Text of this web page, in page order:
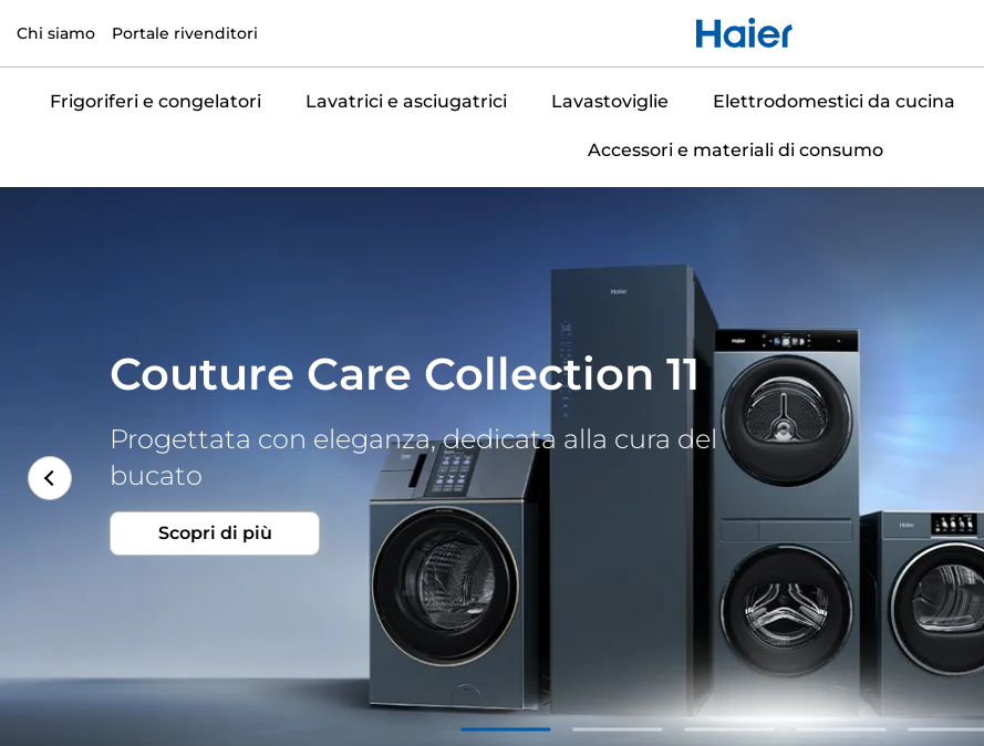
Chi siamo Portale rivenditori
Frigoriferi e congelatori Lavatrici e asciugatrici Lavastoviglie Elettrodomestici da cucina
Accessori e materiali di consumo
Couture Care Collection 11
Progettata con eleganza, dedicata alla cura del
bucato
Scopri di più
1 2 3 4 5